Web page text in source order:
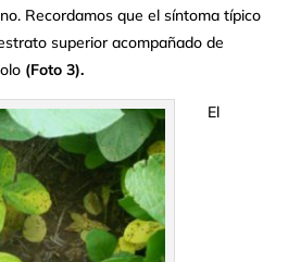
Recordamos que el síntoma típico
superior acompañado de
(Foto 3).
El